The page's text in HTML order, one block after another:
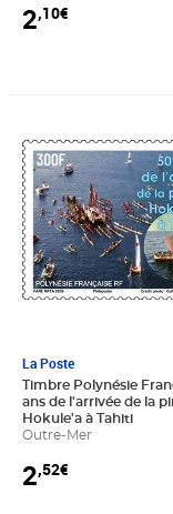
2,10€
La Poste
Timbre Polynésie
ans de l'arrivée de la
Hokule'a à Tahiti
Outre-Mer
2,52€